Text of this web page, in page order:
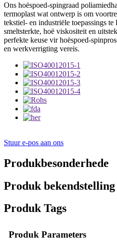
Ons hoëspoed-spingraad
termoplast wat ontwerp is om
tekstiel- en industriële toepassings
smeltsterkte, hoë viskositeit en
perfekte keuse vir hoëspoed-
en werkverrigting vereis.
Stuur e-pos aan ons
Produkbesonderhede
Produk bekendstelling
Produk Tags
Produk Parameters